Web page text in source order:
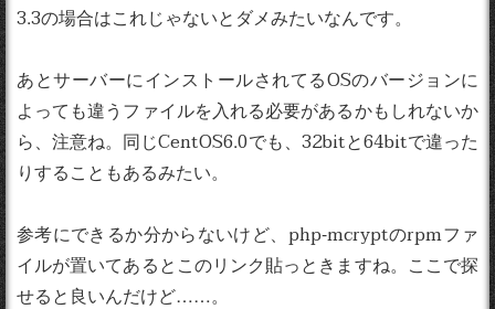
3.3の場合はこれじゃないとダメみたいなんです。
あとサーバーにインストールされてるOSのバージョンに
よっても違うファイルを入れる必要があるかもしれないか
ら、注意ね。同じCentOS6.0でも、32bitと64bitで違った
りすることもあるみたい。
参考にできるか分からないけど、php-mcryptのrpmファ
イルが置いてあるとこのリンク貼っときますね。ここで探
せると良いんだけど……。